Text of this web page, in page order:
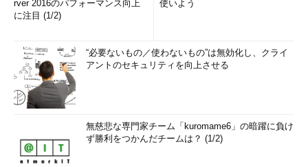
rver 2016のパフォーマンス向上
に注目 (1/2)
使いよう
“必要ないもの／使わないもの”は無効化し、クライ
アントのセキュリティを向上させる
無慈悲な専門家チーム「kuromame6」の暗躍に負け
ず勝利をつかんだチームは？ (1/2)